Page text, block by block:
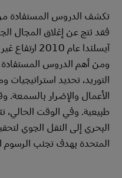
تكشف الدروس المستفادة
فقد نتج عن إغلاق المجال
آيسلندا
ومن أهم الدروس
التوريد، تحديد
الأعمال والإضرار بالسمعة.
طبيعية. وفي الوقت الحالي،
البحري إلى النقل الجوي
المتحدة بهدف تجنب الرسوم